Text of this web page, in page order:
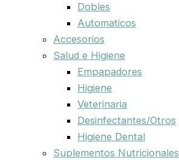
Dobles
Automaticos
Accesorios
Salud e Higiene
Empapadores
Higiene
Veterinaria
Desinfectantes/Otros
Higiene Dental
Suplementos Nutricionales